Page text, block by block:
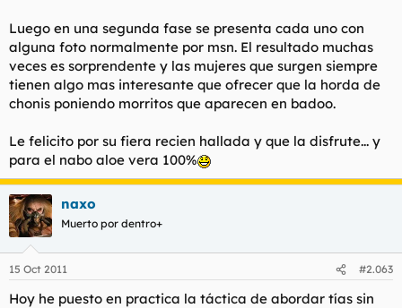
Luego en una segunda fase se presenta cada uno con
alguna foto normalmente por msn. El resultado muchas
veces es sorprendente y las mujeres que surgen siempre
tienen algo mas interesante que ofrecer que la horda de
chonis poniendo morritos que aparecen en badoo.
Le felicito por su fiera recien hallada y que la disfrute... y
para el nabo aloe vera 100%
naxo
Muerto por dentro+
15 Oct 2011 #2.063
Hoy he puesto en practica la táctica de abordar tías sin